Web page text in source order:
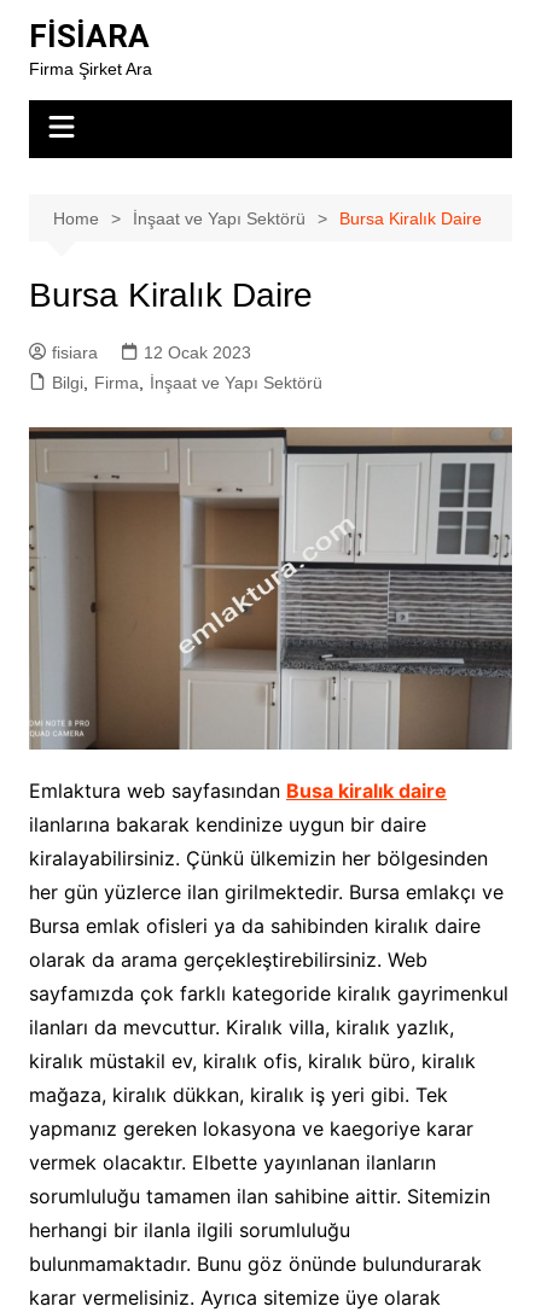
content
FİSİARA
Firma Şirket Ara
Home İnşaat ve Yapı Sektörü Bursa Kiralık Daire
Bursa Kiralık Daire
fisiara
12 Ocak 2023
Bilgi, Firma İnşaat ve Yapı Sektörü
Emlaktura web sayfasından Busa kiralık daire
ilanlarına bakarak kendinize uygun bir daire
kiralayabilirsiniz. Çünkü ülkemizin her bölgesinden
her gün yüzlerce ilan girilmektedir. Bursa emlakçı ve
Bursa emlak ofisleri ya da sahibinden kiralık daire
olarak da arama gerçekleştirebilirsiniz. Web
sayfamızda çok farklı kategoride kiralık gayrimenkul
ilanları da mevcuttur. Kiralık villa, kiralık yazlık,
kiralık müstakil ev, kiralık ofis, kiralık büro, kiralık
mağaza, kiralık dükkan, kiralık iş yeri gibi. Tek
yapmanız gereken lokasyona ve kaegoriye karar
vermek olacaktır. Elbette yayınlanan ilanların
sorumluluğu tamamen ilan sahibine aittir. Sitemizin
herhangi bir ilanla ilgili sorumluluğu
bulunmamaktadır. Bunu göz önünde bulundurarak
karar vermelisiniz. Ayrıca sitemize üye olarak